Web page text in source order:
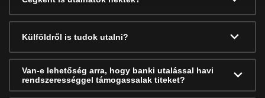
Külföldről is tudok utalni?
Van-e lehetőség arra, hogy banki utalással havi
rendszerességgel támogassalak titeket?